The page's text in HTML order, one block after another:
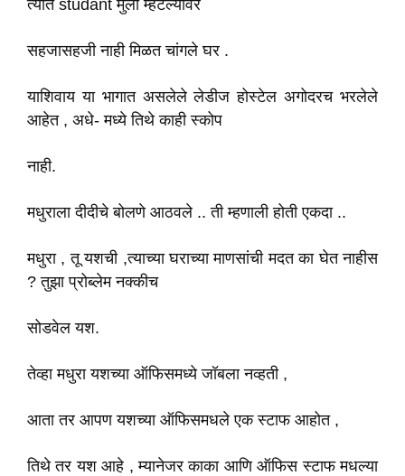
त्यात studant मुली म्हटल्यावर
सहजासहजी नाही मिळत चांगले घर .
याशिवाय या भागात असलेले लेडीज होस्टेल अगोदरच भरलेले
आहेत , अधे- मध्ये तिथे काही स्कोप
नाही.
मधुराला दीदीचे बोलणे आठवले .. ती म्हणाली होती एकदा ..
मधुरा , तू यशची ,त्याच्या घराच्या माणसांची मदत का घेत नाहीस
? तुझा प्रोब्लेम नक्कीच
सोडवेल यश.
तेव्हा मधुरा यशच्या ऑफिसमध्ये जॉबला नव्हती ,
आता तर आपण यशच्या ऑफिसमधले एक स्टाफ आहोत ,
तिथे तर यश आहे , म्यानेजर काका आणि ऑफिस स्टाफ मधल्या